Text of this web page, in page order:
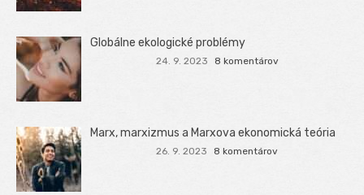
Globálne ekologické problémy
24. 9. 2023 8 komentárov
Marx, marxizmus a Marxova ekonomická teória
26. 9. 2023 8 komentárov